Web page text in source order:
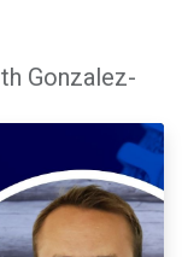
Gonzalez-